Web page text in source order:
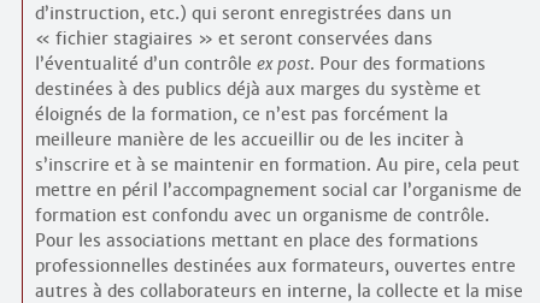
d’instruction, etc.) qui seront enregistrées dans un
« fichier stagiaires » et seront conservées dans
l’éventualité d’un contrôle ex post. Pour des formations
destinées à des publics déjà aux marges du système et
éloignés de la formation, ce n’est pas forcément la
meilleure manière de les accueillir ou de les inciter à
s’inscrire et à se maintenir en formation. Au pire, cela peut
mettre en péril l’accompagnement social car l’organisme de
formation est confondu avec un organisme de contrôle.
Pour les associations mettant en place des formations
professionnelles destinées aux formateurs, ouvertes entre
autres à des collaborateurs en interne, la collecte et la mise